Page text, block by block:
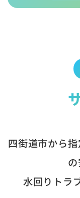
四街道市から
水回りトラ